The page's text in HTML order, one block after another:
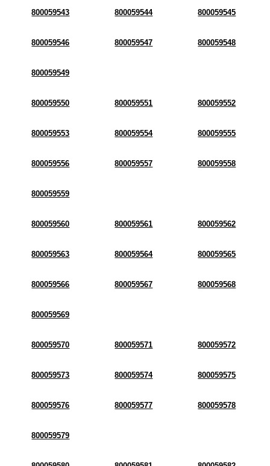
800059543 800059544 800059545
800059546 800059547 800059548
800059549
800059550 800059551 800059552
800059553 800059554 800059555
800059556 800059557 800059558
800059559
800059560 800059561 800059562
800059563 800059564 800059565
800059566 800059567 800059568
800059569
800059570 800059571 800059572
800059573 800059574 800059575
800059576 800059577 800059578
800059579